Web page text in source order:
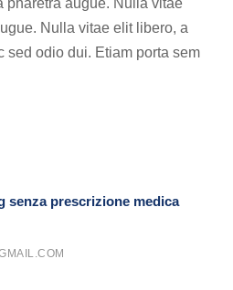
pharetra augue. Nulla vitae
Nulla vitae elit libero, a
sed odio dui. Etiam porta sem
senza prescrizione medica